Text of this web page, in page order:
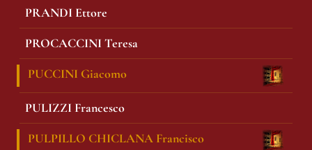
PRANDI Ettore
PROCACCINI Teresa
PUCCINI Giacomo
PULIZZI Francesco
PULPILLO CHICLANA Francisco